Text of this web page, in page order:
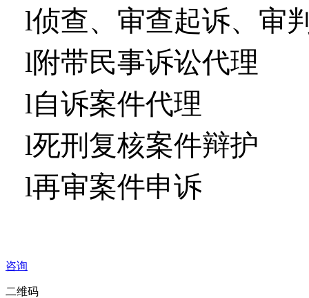
l侦查、审查起诉、审
l附带民事诉讼代理
l自诉案件代理
l死刑复核案件辩护
l再审案件申诉
咨询
二维码